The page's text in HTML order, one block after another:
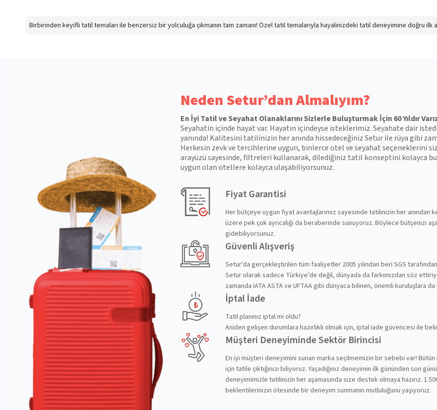
Birbirinden keyifli tatil temaları ile benzersiz bir yolculuğa çıkmanın tam zamanı! Özel tatil temalarıyla hayalinizdeki tatil deneyimine doğru ilk
Neden Setur’dan Almalıyım?
En İyi Tatil ve Seyahat Olanaklarını Sizlerle Buluşturmak İçin 60 Yıldır
Seyahatin içinde hayat var. Hayatın içindeyse isteklerimiz. Seyahate dair
yanında! Kalitesini tatilinizin her anında hissedeceğiniz Setur ile rüya gibi
Herkesin zevk ve tercihlerine uygun, binlerce otel ve seyahat seçeneklerini
arayüzü sayesinde, filtreleri kullanarak, dilediğiniz tatil konseptini kolayca
uygun olan otellere kolayca ulaşabiliyorsunuz.
Fiyat Garantisi
Her bütçeye uygun fiyat avantajlarımız sayesinde tatilinizin her anından
üzere pek çok ayrıcalığı da beraberinde sunuyoruz. Böylece bütçenizi
gidebiliyorsunuz.
Güvenli Alışveriş
Setur'da gerçekleştirilen tüm faaliyetler 2005 yılından beri SGS
Setur olarak sadece Türkiye’de değil, dünyada da farkımızdan söz
zamanda IATA ASTA ve UFTAA gibi dünyaca bilinen, önemli kuruluşlara
İptal İade
Tatil planınız iptal mi oldu?
Aniden gelişen durumlara hazırlıklı olmak için, iptal iade güvencesi ile
Müşteri Deneyiminde Sektör Birincisi
En iyi müşteri deneyimini sunan marka seçilmemizin bir sebebi var!
için tatile çıktığınızı biliyoruz. Yaşadığınız deneyimin ilk gününden son
deneyimimizle tatilinizin her aşamasında size destek olmaya hazırız.
beklentilerinizin ötesinde bir deneyim sunmanın mutluluğunu yaşıyoruz.